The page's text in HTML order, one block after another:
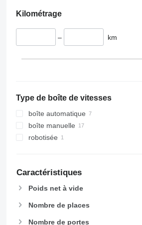
Kilométrage
– km
Type de boîte de vitesses
boîte automatique
boîte manuelle
robotisée
Caractéristiques
Poids net à vide
Nombre de places
Nombre de portes